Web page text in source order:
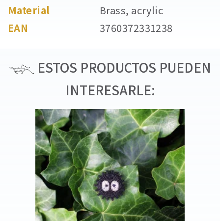
Material
Brass, acrylic
EAN
3760372331238
ESTOS PRODUCTOS PUEDEN
INTERESARLE: